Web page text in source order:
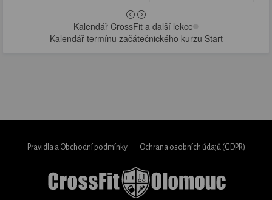
Kalendář CrossFit a další lekce
Kalendář termínu začátečnického kurzu Start
Pravidla a Obchodní podmínky Ochrana osobních údajů (GDPR)